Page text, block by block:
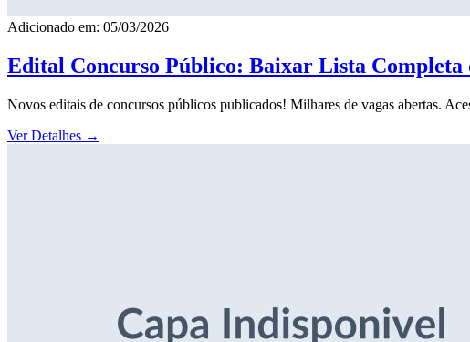
Adicionado em: 05/03/2026
Edital Concurso Público: Baixar Lista Completa
Novos editais de concursos públicos publicados! Milhares de vagas abertas.
Ver Detalhes →